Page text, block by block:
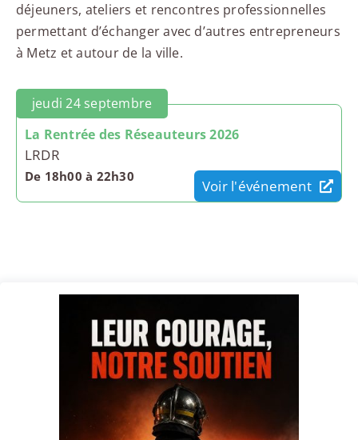
déjeuners, ateliers et rencontres professionnelles
permettant d’échanger avec d’autres entrepreneurs
à Metz et autour de la ville.
jeudi 24 septembre
La Rentrée des Réseauteurs 2026
LRDR
De 18h00 à 22h30
Voir l'événement